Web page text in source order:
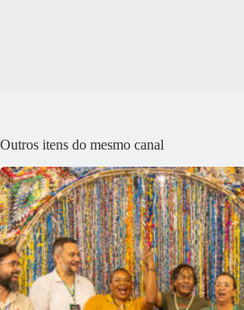
Outros itens do mesmo canal